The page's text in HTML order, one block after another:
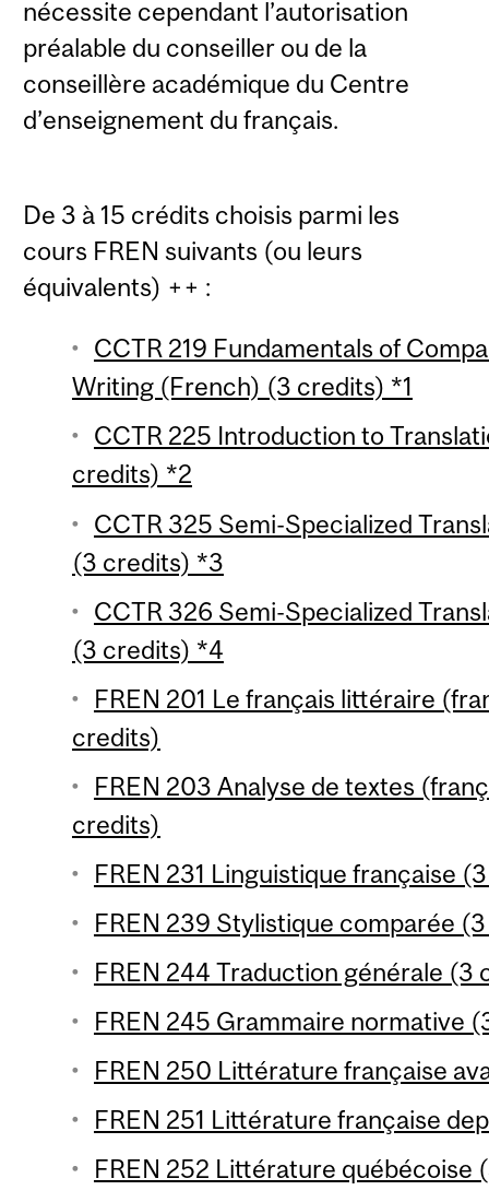
nécessite cependant l’autorisation
préalable du conseiller ou de la
conseillère académique du Centre
d’enseignement du français.
De 3 à 15 crédits choisis parmi les
cours FREN suivants (ou leurs
équivalents) ++ :
CCTR 219 Fundamentals of
Writing (French) (3 credits) *1
CCTR 225 Introduction to
credits) *2
CCTR 325 Semi-Specialized
(3 credits) *3
CCTR 326 Semi-Specialized
(3 credits) *4
FREN 201 Le français littéraire
credits)
FREN 203 Analyse de textes
credits)
FREN 231 Linguistique française
FREN 239 Stylistique comparée
FREN 244 Traduction générale (3
FREN 245 Grammaire normative
FREN 250 Littérature française
FREN 251 Littérature française
FREN 252 Littérature québécoise